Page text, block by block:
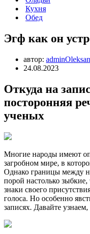
Кухня
Обед
Эгф как он
автор:
24.08.2023
Откуда на
посторонняя
ученых
Многие народы имеют
загробном мире, в
Однако границы между
порой настолько
знаки своего
голоса. Но особенно
записях. Давайте